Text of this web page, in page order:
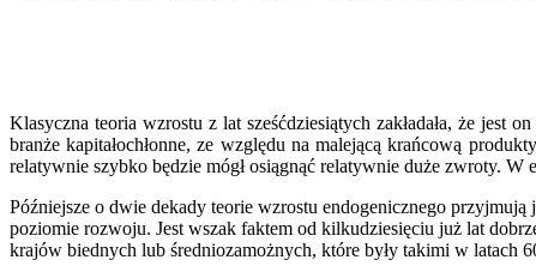
Klasyczna teoria wzrostu z lat sześćdziesiątych zakładała, że
branże kapitałochłonne, ze względu na malejącą krańcową
relatywnie szybko będzie mógł osiągnąć relatywnie duże zwroty.
Późniejsze o dwie dekady teorie wzrostu endogenicznego
poziomie rozwoju. Jest wszak faktem od kilkudziesięciu już lat
krajów biednych lub średniozamożnych, które były takimi w